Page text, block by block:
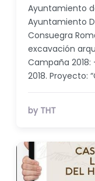
Ayuntamiento
Ayuntamiento
Consuegra
excavación
Campaña
2018. Proyecto:
by THT